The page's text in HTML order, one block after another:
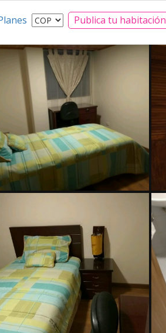
Publica tu habitación